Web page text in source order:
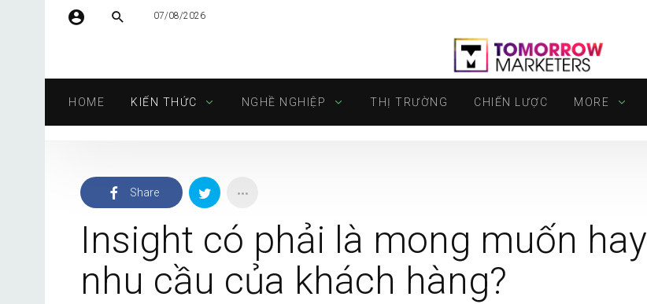
Mật khẩu
Tự động đăng nhập
07/08/2026
HOME KIẾN THỨC NGHỀ NGHIỆP THỊ TRƯỜNG CHIẾN LƯỢC MORE
Share
Insight có phải là mong muốn hay
nhu cầu của khách hàng?